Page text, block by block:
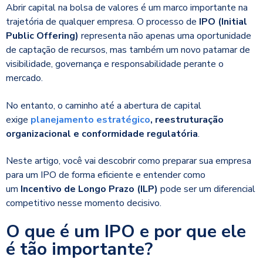
Abrir capital na bolsa de valores é um marco importante na
trajetória de qualquer empresa. O processo de IPO (Initial
Public Offering) representa não apenas uma oportunidade
de captação de recursos, mas também um novo patamar de
visibilidade, governança e responsabilidade perante o
mercado.
No entanto, o caminho até a abertura de capital
exige planejamento estratégico, reestruturação
organizacional e conformidade regulatória.
Neste artigo, você vai descobrir como preparar sua empresa
para um IPO de forma eficiente e entender como
um Incentivo de Longo Prazo (ILP) pode ser um diferencial
competitivo nesse momento decisivo.
O que é um IPO e por que ele
é tão importante?